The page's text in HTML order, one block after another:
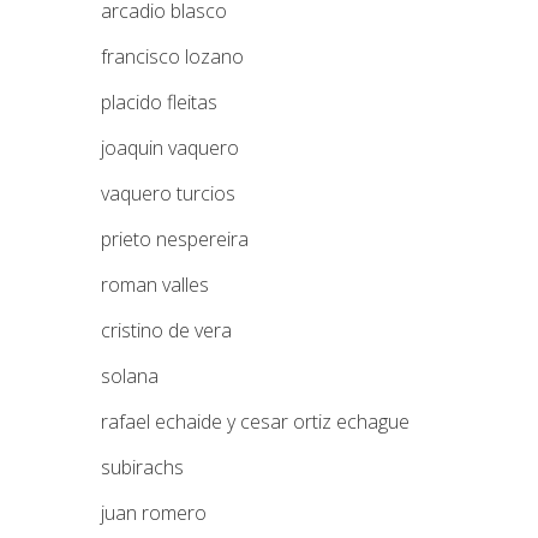
arcadio blasco
francisco lozano
placido fleitas
joaquin vaquero
vaquero turcios
prieto nespereira
roman valles
cristino de vera
solana
rafael echaide y cesar ortiz echague
subirachs
juan romero